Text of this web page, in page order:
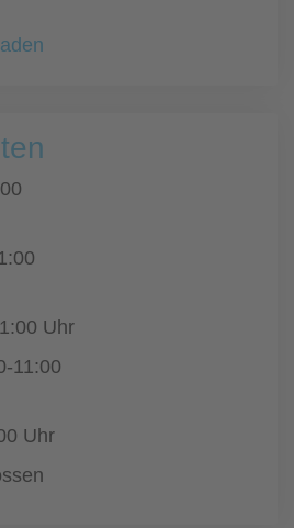
Uhr
11:00
Uhr